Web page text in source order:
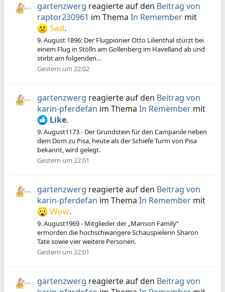
gartenzwerg reagierte auf den Beitrag von
raptor230961 im Thema In Remember mit
Sad.
9. August 1896: Der Flugpionier Otto Lilienthal stürzt bei
einem Flug in Stölln am Gollenberg im Havelland ab und
stirbt am folgenden...
Gestern um 22:02
gartenzwerg reagierte auf den Beitrag von
karin-pferdefan im Thema In Remember mit
Like.
9. August1173 - Der Grundstein für den Campanile neben
dem Dom zu Pisa, heute als der Schiefe Turm von Pisa
bekannt, wird gelegt.
Gestern um 22:01
gartenzwerg reagierte auf den Beitrag von
karin-pferdefan im Thema In Remember mit
Wow.
9. August1969 - Mitglieder der „Manson Family“
ermorden die hochschwangere Schauspielerin Sharon
Tate sowie vier weitere Personen.
Gestern um 22:01
gartenzwerg reagierte auf den Beitrag von